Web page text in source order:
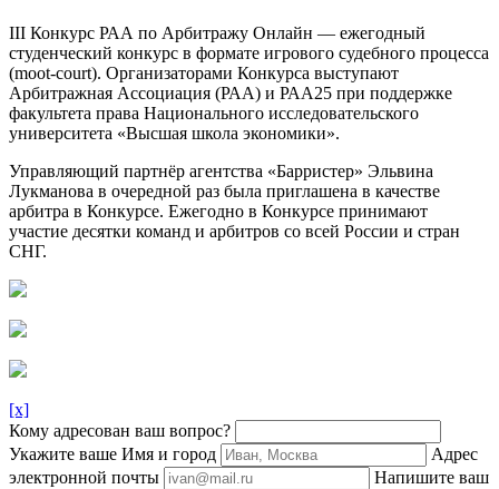
III Конкурс РАА по Арбитражу Онлайн — ежегодный
студенческий конкурс в формате игрового судебного процесса
(moot-court). Организаторами Конкурса выступают
Арбитражная Ассоциация (РАА) и РАА25 при поддержке
факультета права Национального исследовательского
университета «Высшая школа экономики».
Управляющий партнёр агентства «Барристер» Эльвина
Лукманова в очередной раз была приглашена в качестве
арбитра в Конкурсе. Ежегодно в Конкурсе принимают
участие десятки команд и арбитров со всей России и стран
СНГ.
[x]
Кому адресован ваш вопрос?
Укажите ваше Имя и город
Адрес
электронной почты
Напишите ваш